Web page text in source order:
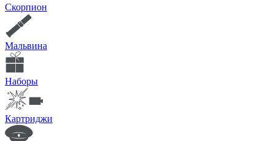
Скорпион
Мальвина
Наборы
Картриджи